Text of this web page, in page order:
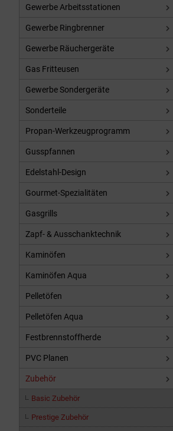
Gewerbe Arbeitsstationen
Gewerbe Ringbrenner
Gewerbe Räuchergeräte
Gas Fritteusen
Gewerbe Sondergeräte
Sonderteile
Propan-Werkzeugprogramm
Gusspfannen
Edelstahl-Design
Gourmet-Spezialitäten
Gasgrills
Zapf- & Ausschanktechnik
Kaminöfen
Kaminöfen Aqua
Pelletöfen
Pelletöfen Aqua
Festbrennstoffherde
PVC Planen
Zubehör
Basic Zubehör
Prestige Zubehör